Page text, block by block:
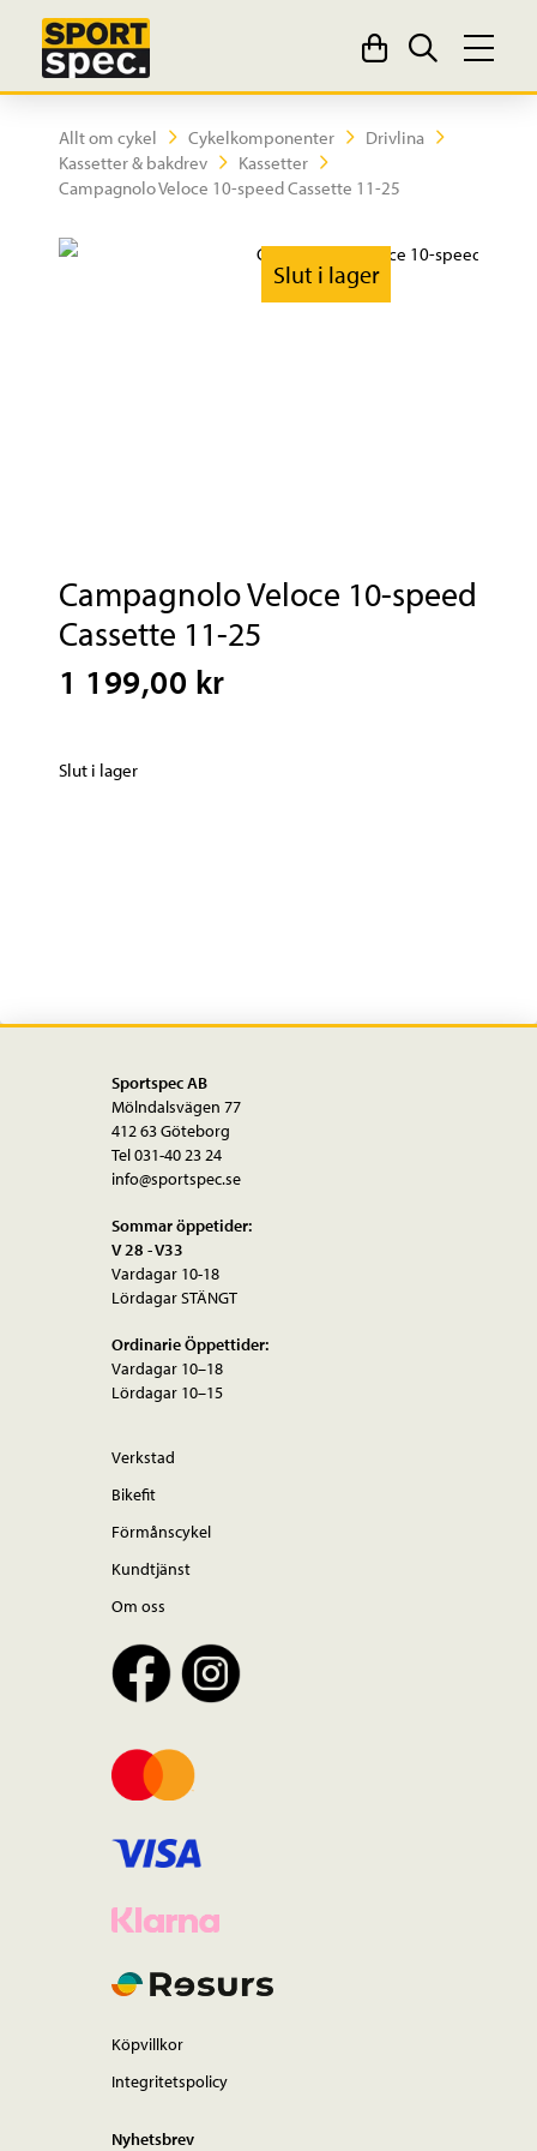
Allt om cykel Cykelkomponenter
Drivlina
Kassetter & bakdrev
Kassetter
Campagnolo Veloce 10-speed Cassette 11-25
Slut i lager
Campagnolo Veloce 10-speed
Cassette 11-25
1 199,00 kr
Slut i lager
Sportspec AB
Mölndalsvägen 77
412 63 Göteborg
Tel 031-40 23 24
info@sportspec.se
Sommar öppetider:
V 28 - V33
Vardagar 10-18
Lördagar STÄNGT
Ordinarie Öppettider:
Vardagar 10–18
Lördagar 10–15
Verkstad
Bikefit
Förmånscykel
Kundtjänst
Om oss
Köpvillkor
Integritetspolicy
Nyhetsbrev